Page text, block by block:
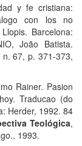
y fe cristiana:
con los no
Barcelona:
João Batista.
67, p. 371-373,
Rainer. Pasion
Traducao (do
Herder, 1992. 84
Teológica,
1993.